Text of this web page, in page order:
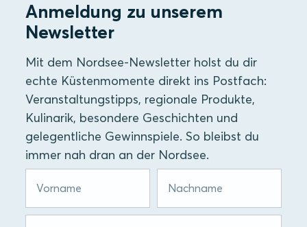
Anmeldung zu unserem
Newsletter
Mit dem Nordsee-Newsletter holst du dir
echte Küstenmomente direkt ins Postfach:
Veranstaltungstipps, regionale Produkte,
Kulinarik, besondere Geschichten und
gelegentliche Gewinnspiele. So bleibst du
immer nah dran an der Nordsee.